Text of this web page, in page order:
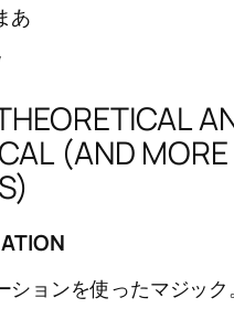
あ
(AND MORE
ションを使ったマジック。